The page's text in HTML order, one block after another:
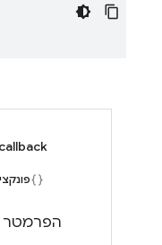
callback
הפרמטר